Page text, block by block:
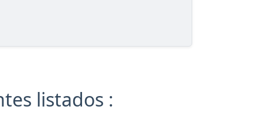
listados :